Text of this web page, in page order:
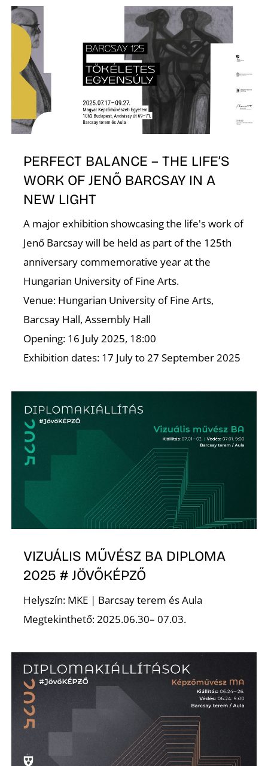
PERFECT BALANCE – THE LIFE’S
WORK OF JENŐ BARCSAY IN A
NEW LIGHT
A major exhibition showcasing the life's work of
Jenő Barcsay will be held as part of the 125th
anniversary commemorative year at the
Hungarian University of Fine Arts.
Venue: Hungarian University of Fine Arts,
Barcsay Hall, Assembly Hall
Opening: 16 July 2025, 18:00
Exhibition dates: 17 July to 27 September 2025
VIZUÁLIS MŰVÉSZ BA DIPLOMA
2025 # JÖVŐKÉPZŐ
Helyszín: MKE | Barcsay terem és Aula
Megtekinthető: 2025.06.30– 07.03.